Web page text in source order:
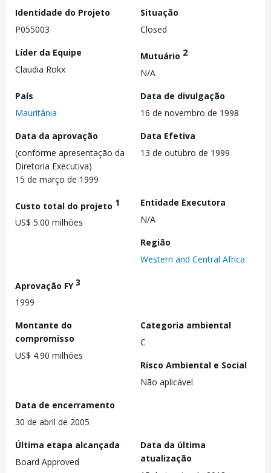
Identidade do Projeto
P055003
Situação
Closed
Líder da Equipe
Claudia Rokx
Mutuário 2
N/A
País
Mauritânia
Data de divulgação
16 de novembro de 1998
Data da aprovação
(conforme apresentação da
Diretoria Executiva)
15 de março de 1999
Data Efetiva
13 de outubro de 1999
Custo total do projeto 1
US$ 5.00 milhões
Entidade Executora
N/A
Região
Western and Central Africa
Aprovação FY3
1999
Montante do
compromisso
US$ 4.90 milhões
Categoria ambiental
C
Risco Ambiental e Social
Não aplicável
Data de encerramento
30 de abril de 2005
Última etapa alcançada
Board Approved
Data da última
atualização